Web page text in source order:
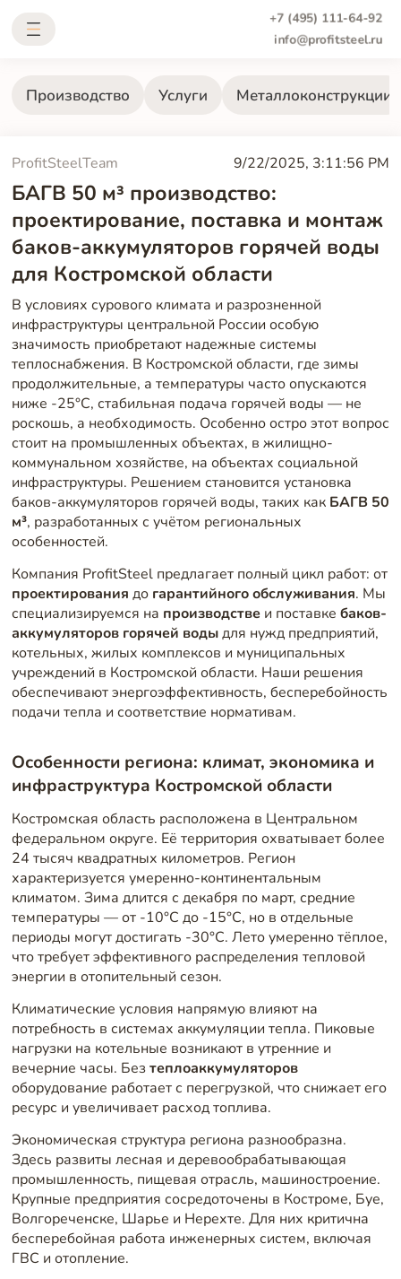
+7 (495) 111-64-92
info@profitsteel.ru
Производство Услуги Металлоконструкции
ProfitSteelTeam 9/22/2025, 3:11:56 PM
БАГВ 50 м³ производство:
проектирование, поставка и монтаж
баков-аккумуляторов горячей воды
для Костромской области
В условиях сурового климата и разрозненной
инфраструктуры центральной России особую
значимость приобретают надежные системы
теплоснабжения. В Костромской области, где зимы
продолжительные, а температуры часто опускаются
ниже -25°C, стабильная подача горячей воды — не
роскошь, а необходимость. Особенно остро этот вопрос
стоит на промышленных объектах, в жилищно-
коммунальном хозяйстве, на объектах социальной
инфраструктуры. Решением становится установка
баков-аккумуляторов горячей воды, таких как БАГВ 50
м³, разработанных с учётом региональных
особенностей.
Компания ProfitSteel предлагает полный цикл работ: от
проектирования до гарантийного обслуживания. Мы
специализируемся на производствеи поставке баков-
аккумуляторов горячей водыдля нужд предприятий,
котельных, жилых комплексов и муниципальных
учреждений в Костромской области. Наши решения
обеспечивают энергоэффективность, бесперебойность
подачи тепла и соответствие нормативам.
Особенности региона: климат, экономика и
инфраструктура Костромской области
Костромская область расположена в Центральном
федеральном округе. Её территория охватывает более
24 тысяч квадратных километров. Регион
характеризуется умеренно-континентальным
климатом. Зима длится с декабря по март, средние
температуры — от -10°C до -15°C, но в отдельные
периоды могут достигать -30°C. Лето умеренно тёплое,
что требует эффективного распределения тепловой
энергии в отопительный сезон.
Климатические условия напрямую влияют на
потребность в системах аккумуляции тепла. Пиковые
нагрузки на котельные возникают в утренние и
вечерние часы. Безтеплоаккумуляторов
оборудование работает с перегрузкой, что снижает его
ресурс и увеличивает расход топлива.
Экономическая структура региона разнообразна.
Здесь развиты лесная и деревообрабатывающая
промышленность, пищевая отрасль, машиностроение.
Крупные предприятия сосредоточены в Костроме, Буе,
Волгореченске, Шарье и Нерехте. Для них критична
бесперебойная работа инженерных систем, включая
ГВС и отопление.